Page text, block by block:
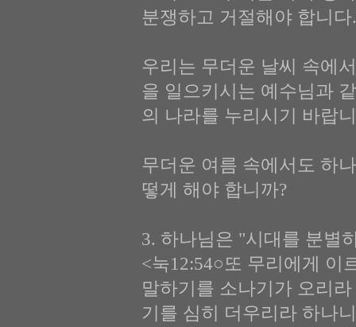
분쟁하고 거절해야 합니다.
우리는 무더운 날씨 속에
을 일으키시는 예수님과
의 나라를 누리시기 바랍
무더운 여름 속에서도 하
떻게 해야 합니까?
3. 하나님은 "시대를 분별
<눅12:54○또 무리에게 이
말하기를 소나기가 오리
기를 심히 더우리라 하나